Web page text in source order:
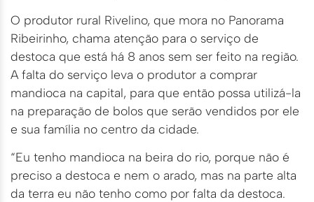
O produtor rural Rivelino, que mora no Panorama
Ribeirinho, chama atenção para o serviço de
destoca que está há 8 anos sem ser feito na região.
A falta do serviço leva o produtor a comprar
mandioca na capital, para que então possa utilizá-la
na preparação de bolos que serão vendidos por ele
e sua família no centro da cidade.
“Eu tenho mandioca na beira do rio, porque não é
preciso a destoca e nem o arado, mas na parte alta
da terra eu não tenho como por falta da destoca.